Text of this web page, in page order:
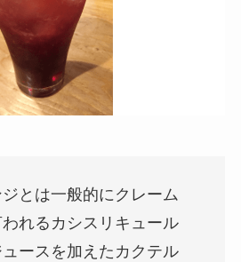
とは一般的にクレーム
われるカシスリキュール
ースを加えたカクテル